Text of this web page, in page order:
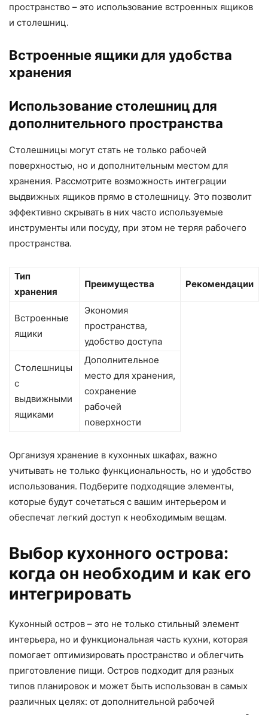
пространство – это использование встроенных ящиков
и столешниц.
Встроенные ящики для удобства
хранения
Использование столешниц для
дополнительного пространства
Столешницы могут стать не только рабочей
поверхностью, но и дополнительным местом для
хранения. Рассмотрите возможность интеграции
выдвижных ящиков прямо в столешницу. Это позволит
эффективно скрывать в них часто используемые
инструменты или посуду, при этом не теряя рабочего
пространства.
Тип
хранения
Преимущества Рекомендации
Встроенные
ящики
Экономия
пространства,
удобство доступа
Столешницы
с
выдвижными
ящиками
Дополнительное
место для хранения,
сохранение
рабочей
поверхности
Организуя хранение в кухонных шкафах, важно
учитывать не только функциональность, но и удобство
использования. Подберите подходящие элементы,
которые будут сочетаться с вашим интерьером и
обеспечат легкий доступ к необходимым вещам.
Выбор кухонного острова:
когда он необходим и как его
интегрировать
Кухонный остров – это не только стильный элемент
интерьера, но и функциональная часть кухни, которая
помогает оптимизировать пространство и облегчить
приготовление пищи. Остров подходит для разных
типов планировок и может быть использован в самых
различных целях: от дополнительной рабочей